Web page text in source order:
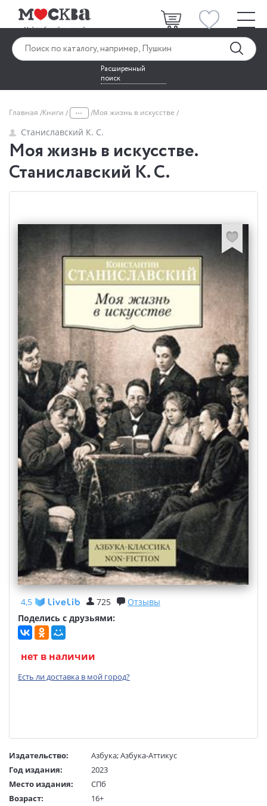
Расширенный
поиск
Главная Книги ... Моя жизнь в искусстве
Станиславский К. С.
Моя жизнь в искусстве.
Станиславский К. С.
4,5 725
Отзывы
Поделись с друзьями:
нет в наличии
Есть ли доставка в мой город?
Издательство: Азбука;Азбука-Аттикус
Год издания:
2023
Место издания:
СПб
Возраст:
16+